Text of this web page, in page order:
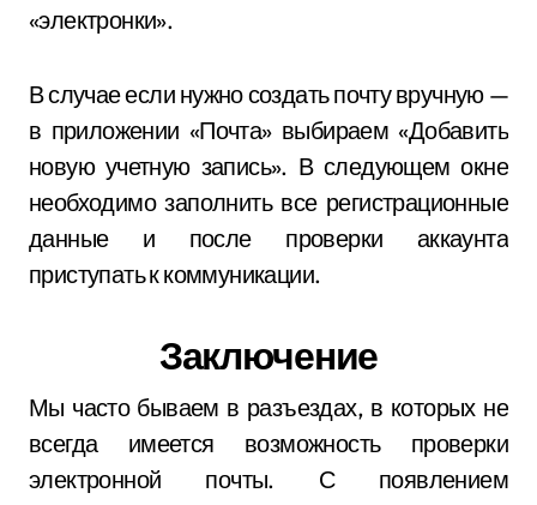
«электронки».
В случае если нужно создать почту вручную —
в приложении «Почта» выбираем «Добавить
новую учетную запись». В следующем окне
необходимо заполнить все регистрационные
данные и после проверки аккаунта
приступать к коммуникации.
Заключение
Мы часто бываем в разъездах, в которых не
всегда имеется возможность проверки
электронной почты. С появлением